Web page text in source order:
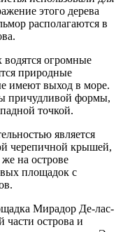
этого дерева
располагаются в
огромные
природные
имеют выход в море.
причудливой формы,
точкой.
является
черепичной крышей,
на острове
площадок с
Мирадор Де-лас-
части острова и